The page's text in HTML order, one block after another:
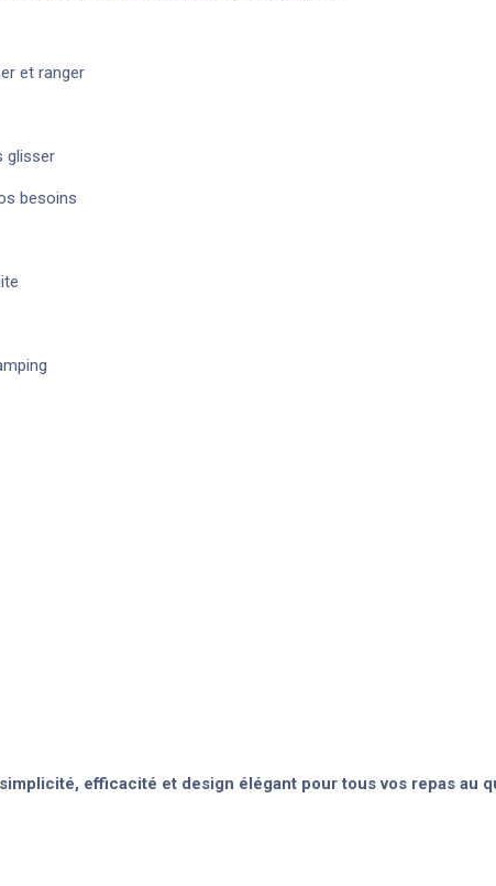
et ranger
glisser
besoins
efficacité et design élégant pour tous vos repas au